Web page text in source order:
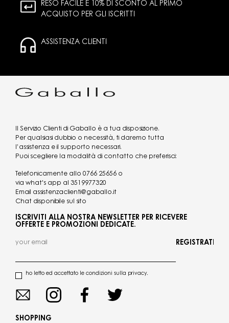
RESO FACILE E 10% DI SCONTO AL PRIMO
ACQUISTO PER GLI ISCRITTI
ASSISTENZA CLIENTI
Il Servizio Clienti di Gaballo è a tua disposizione.
Per qualsiasi dubbio o necessità, ti daremo tutta
l’assistenza e il supporto necessari.
Puoi scegliere la modalità di contatto che preferisci:
Telefonicamente allo 0766 25656 o
via what's app al 3519977320
Email assistenzaclienti@gaballo.it
Chat disponibile sul sito
ISCRIVITI ALLA NOSTRA NEWSLETTER PER RICEVERE
OFFERTE E PROMOZIONI DEDICATE.
ho letto ed accettato le condizioni sulla privacy.
REGISTRATI
SHOPPING